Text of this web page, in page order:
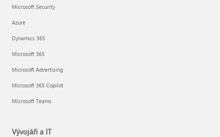
Microsoft Security
Azure
Dynamics 365
Microsoft 365
Microsoft Advertising
Microsoft 365 Copilot
Microsoft Teams
Vývojáři a IT